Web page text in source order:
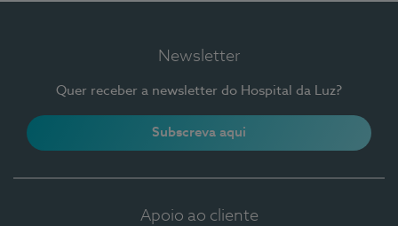
Newsletter
Quer receber a newsletter do Hospital da Luz?
Subscreva aqui
Apoio ao cliente